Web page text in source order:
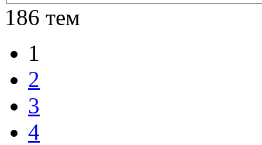
186 тем
1
2
3
4